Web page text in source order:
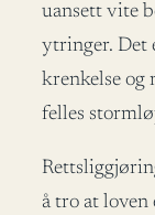
uansett vite
ytringer. Det
krenkelse og
felles
å tro at